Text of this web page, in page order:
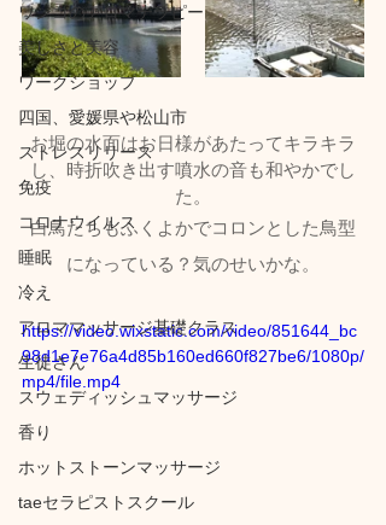
ワンコのアロマテラピー
美しさと美容
ワークショップ
四国、愛媛県や松山市
ストレスリリース
免疫
コロナウイルス
睡眠
冷え
アロママッサージ基礎クラス
生徒さん
スウェディッシュマッサージ
香り
ホットストーンマッサージ
taeセラピストスクール
お堀の水面はお日様があたってキラキラ
し、時折吹き出す噴水の音も和やかでし
た。
白鳥たちもふくよかでコロンとした鳥型
になっている？気のせいかな。
https://video.wixstatic.com/video/851644_bc
98d1e7e76a4d85b160ed660f827be6/1080p/
mp4/file.mp4